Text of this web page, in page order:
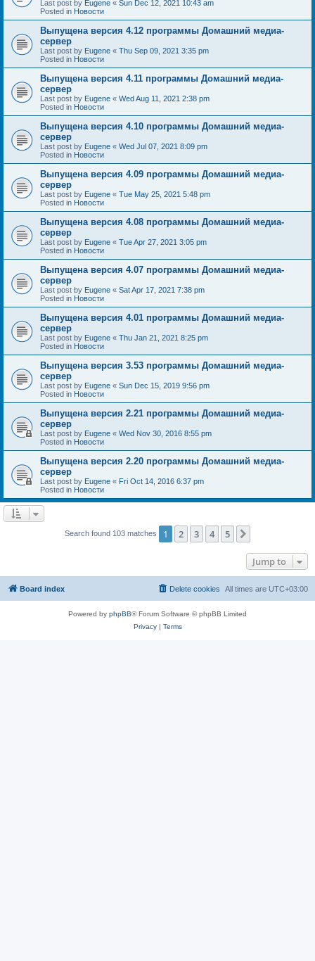
Last post by Eugene « Sun Dec 12, 2021 10:43 am
Posted in Новости
Выпущена версия 4.12 программы Домашний медиа-
сервер
Last post by Eugene « Thu Sep 09, 2021 3:35 pm
Posted in Новости
Выпущена версия 4.11 программы Домашний медиа-
сервер
Last post by Eugene « Wed Aug 11, 2021 2:38 pm
Posted in Новости
Выпущена версия 4.10 программы Домашний медиа-
сервер
Last post by Eugene « Wed Jul 07, 2021 8:09 pm
Posted in Новости
Выпущена версия 4.09 программы Домашний медиа-
сервер
Last post by Eugene « Tue May 25, 2021 5:48 pm
Posted in Новости
Выпущена версия 4.08 программы Домашний медиа-
сервер
Last post by Eugene « Tue Apr 27, 2021 3:05 pm
Posted in Новости
Выпущена версия 4.07 программы Домашний медиа-
сервер
Last post by Eugene « Sat Apr 17, 2021 7:38 pm
Posted in Новости
Выпущена версия 4.01 программы Домашний медиа-
сервер
Last post by Eugene « Thu Jan 21, 2021 8:25 pm
Posted in Новости
Выпущена версия 3.53 программы Домашний медиа-
сервер
Last post by Eugene « Sun Dec 15, 2019 9:56 pm
Posted in Новости
Выпущена версия 2.21 программы Домашний медиа-
сервер
Last post by Eugene « Wed Nov 30, 2016 8:55 pm
Posted in Новости
Выпущена версия 2.20 программы Домашний медиа-
сервер
Last post by Eugene « Fri Oct 14, 2016 6:37 pm
Posted in Новости
Search found 103 matches 1 2 3 4 5
Jump to
Board index All times are UTC+03:00
Delete cookies
Powered by phpBB® Forum Software © phpBB Limited
Privacy| Terms